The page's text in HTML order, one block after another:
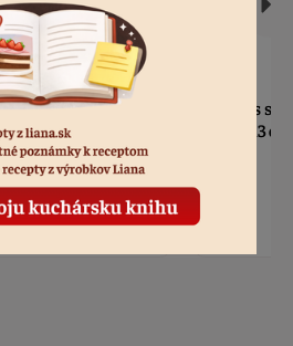
Podnos servírovací Retro
2 ks
3,50 €